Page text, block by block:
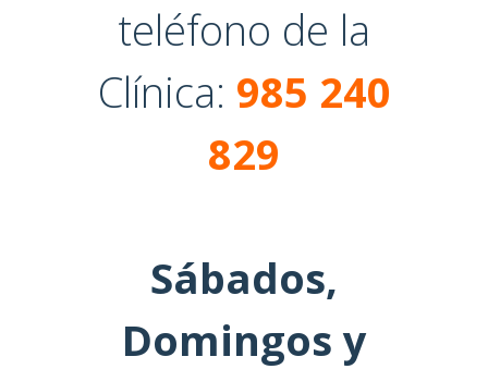
teléfono de la
Clínica: 985 240
829
Sábados,
Domingos y